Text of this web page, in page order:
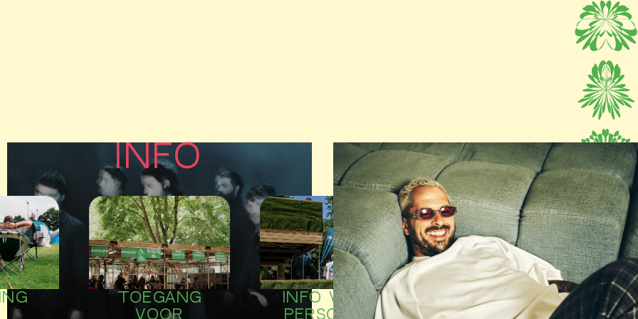
INFO
TOEGANG
VOOR
INFO VOOR
PERSONEN
NACHTBUS
NAAR GENT